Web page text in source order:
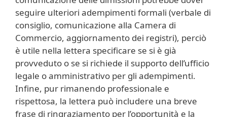
seguire ulteriori adempimenti formali (verbale di
consiglio, comunicazione alla Camera di
Commercio, aggiornamento dei registri), perciò
è utile nella lettera specificare se si è già
provveduto o se si richiede il supporto dell’ufficio
legale o amministrativo per gli adempimenti.
Infine, pur rimanendo professionale e
rispettosa, la lettera può includere una breve
frase di ringraziamento per l’opportunità e la